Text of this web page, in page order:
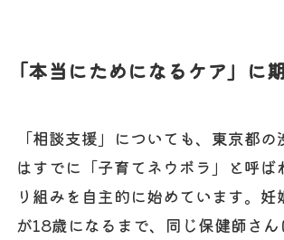
「本当にためになるケア」に
「相談支援」についても、東京都
はすでに「子育てネウボラ」と呼ば
り組みを自主的に始めています。妊
が18歳になるまで、同じ保健師さ